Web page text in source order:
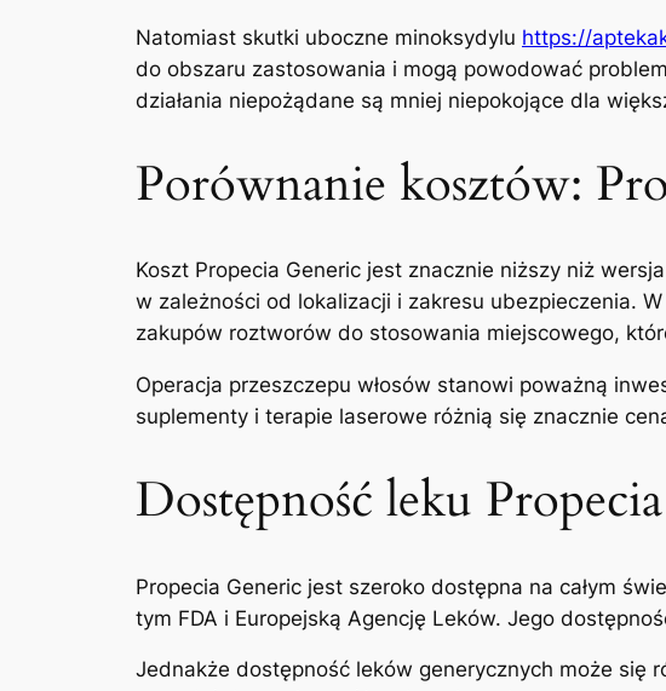
Natomiast skutki uboczne minoksydylu https://
do obszaru zastosowania i mogą powodować
działania niepożądane są mniej niepokojące dla
Porównanie kosztów:
Koszt Propecia Generic jest znacznie niższy niż
w zależności od lokalizacji i zakresu ubezpieczenia.
zakupów roztworów do stosowania miejscowego,
Operacja przeszczepu włosów stanowi poważną
suplementy i terapie laserowe różnią się znacznie
Dostępność leku
Propecia Generic jest szeroko dostępna na całym
tym FDA i Europejską Agencję Leków. Jego
Jednakże dostępność leków generycznych może się